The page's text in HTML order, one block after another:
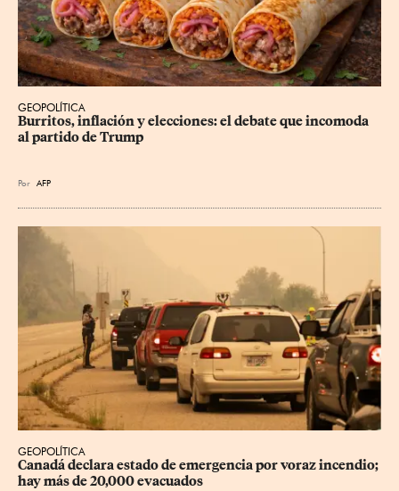
GEOPOLÍTICA
Burritos, inflación y elecciones: el debate que incomoda
al partido de Trump
Por AFP
GEOPOLÍTICA
Canadá declara estado de emergencia por voraz incendio;
hay más de 20,000 evacuados